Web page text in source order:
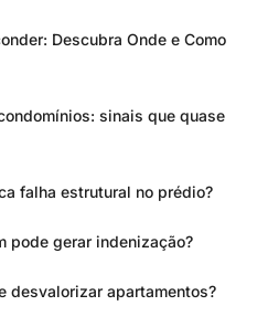
Descubra Onde e Como
sinais que quase
falha estrutural no prédio?
pode gerar indenização?
desvalorizar apartamentos?